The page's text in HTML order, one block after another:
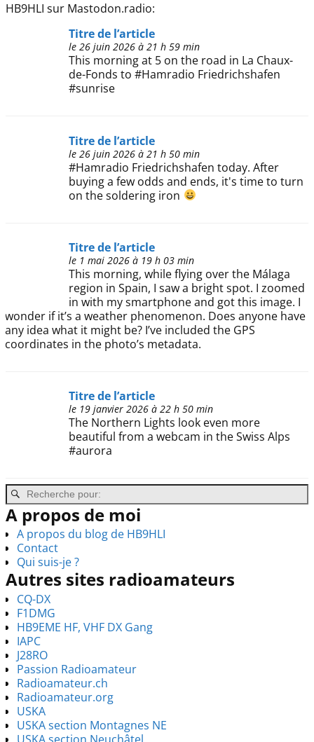
HB9HLI sur Mastodon.radio:
Titre de l’article
le 26 juin 2026 à 21 h 59 min
This morning at 5 on the road in La Chaux-
de-Fonds to #Hamradio Friedrichshafen
#sunrise
Titre de l’article
le 26 juin 2026 à 21 h 50 min
#Hamradio Friedrichshafen today. After
buying a few odds and ends, it's time to turn
on the soldering iron
Titre de l’article
le 1 mai 2026 à 19 h 03 min
This morning, while flying over the Málaga
region in Spain, I saw a bright spot. I zoomed
in with my smartphone and got this image. I
wonder if it’s a weather phenomenon. Does anyone have
any idea what it might be? I’ve included the GPS
coordinates in the photo’s metadata.
Titre de l’article
le 19 janvier 2026 à 22 h 50 min
The Northern Lights look even more
beautiful from a webcam in the Swiss Alps
#aurora
A propos de moi
A propos du blog de HB9HLI
Contact
Qui suis-je ?
Autres sites radioamateurs
CQ-DX
F1DMG
HB9EME HF, VHF DX Gang
IAPC
J28RO
Passion Radioamateur
Radioamateur.ch
Radioamateur.org
USKA
USKA section Montagnes NE